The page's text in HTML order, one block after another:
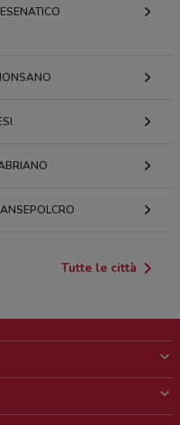
Tutte le città